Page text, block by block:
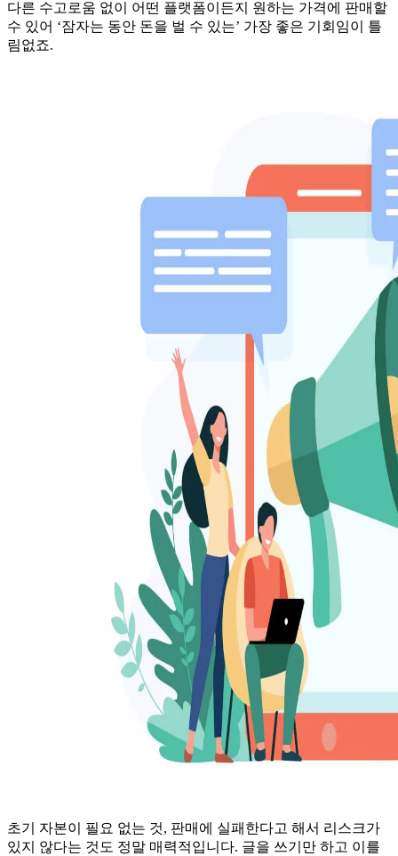
다른 수고로움 없이 어떤 플랫폼이든지 원하는 가격에 판매할
수 있어 ‘잠자는 동안 돈을 벌 수 있는’ 가장 좋은 기회임이 틀
림없죠.
초기 자본이 필요 없는 것, 판매에 실패한다고 해서 리스크가
있지 않다는 것도 정말 매력적입니다. 글을 쓰기만 하고 이를